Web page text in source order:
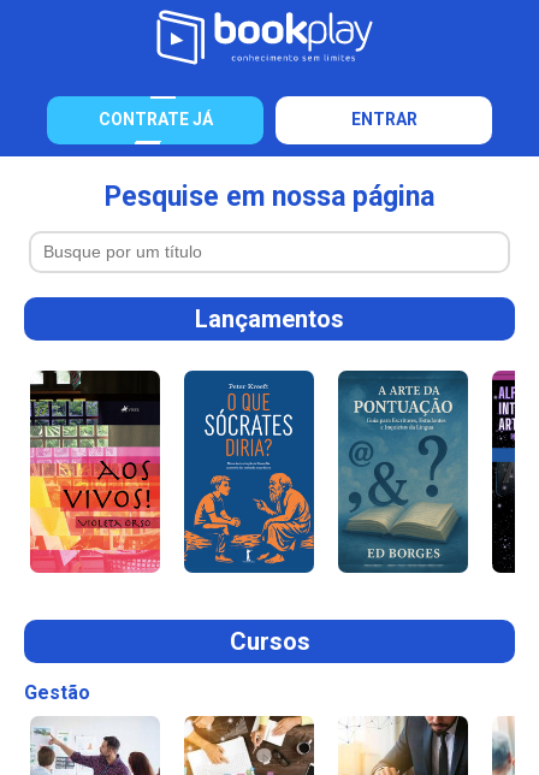
CONTRATE JÁ ENTRAR
Pesquise em nossa página
Lançamentos
Cursos
Gestão